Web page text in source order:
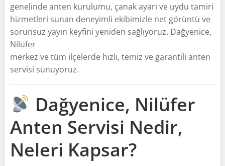
genelinde anten kurulumu, çanak ayarı ve uydu tamiri
hizmetleri sunan deneyimli ekibimizle net görüntü ve
sorunsuz yayın keyfini yeniden sağlıyoruz. Dağyenice,
Nilüfer
merkez ve tüm ilçelerde hızlı, temiz ve garantili anten
servisi sunuyoruz.
Dağyenice, Nilüfer
Anten Servisi Nedir,
Neleri Kapsar?